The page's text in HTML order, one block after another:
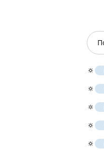
🔅
🔅
🔅
🔅
🔅